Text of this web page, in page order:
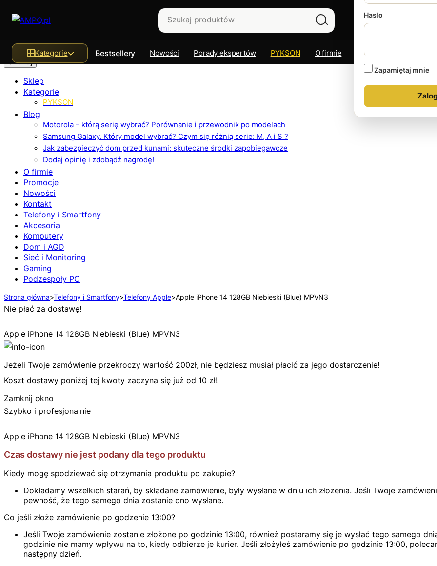
Szukaj
Sklep
Kategorie
PYKSON
Blog
Motorola – którą serię wybrać? Porównanie i przewodnik po modelach
Samsung Galaxy. Który model wybrać? Czym się różnią serie: M, A i S ?
Jak zabezpieczyć dom przed kunami: skuteczne środki zapobiegawcze
Dodaj opinię i zdobądź nagrodę!
O firmie
Promocje
Nowości
Kontakt
Telefony i Smartfony
Akcesoria
Komputery
Dom i AGD
Sieć i Monitoring
Gaming
Podzespoły PC
Hasło
Zapamiętaj mnie
Kategorie Bestsellery Nowości Porady ekspertów PYKSON O firmie Kontakt
Strona główna>Telefony i Smartfony>Telefony Apple>Apple iPhone 14 128GB Niebieski (Blue) MPVN3
Nie płać za dostawę!
Apple iPhone 14 128GB Niebieski (Blue) MPVN3
Jeżeli Twoje zamówienie przekroczy wartość 200zł, nie będziesz musiał płacić za jego dostarczenie!
Koszt dostawy poniżej tej kwoty zaczyna się już od 10 zł!
Zamknij okno
Szybko i profesjonalnie
Apple iPhone 14 128GB Niebieski (Blue) MPVN3
Czas dostawy nie jest podany dla tego produktu
Kiedy mogę spodziewać się otrzymania produktu po zakupie?
Dokładamy wszelkich starań, by składane zamówienie, były wysłane w dniu ich złożenia. Jeśli Twoje
pewność, że tego samego dnia zostanie ono wysłane.
Co jeśli złoże zamówienie po godzenie 13:00?
Jeśli Twoje zamówienie zostanie złożone po godzinie 13:00, również postaramy się je wysłać tego samego
godzinie nie mamy wpływu na to, kiedy odbierze je kurier. Jeśli złożyłeś zamówienie po godzinie 13:00,
następny dzień.